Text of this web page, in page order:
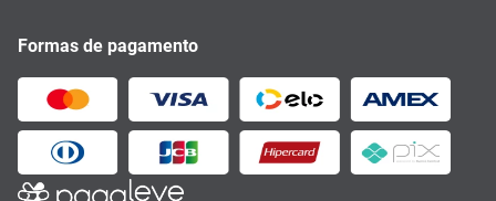
Formas de pagamento